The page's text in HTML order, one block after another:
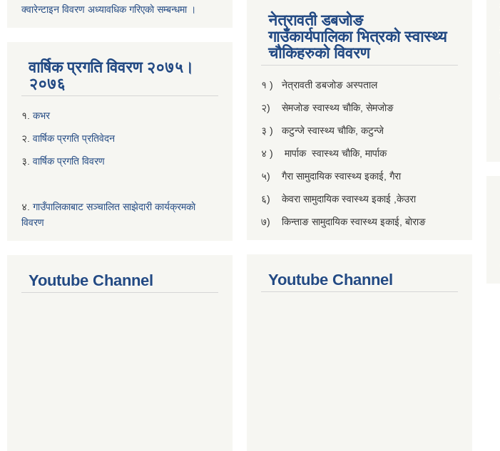
क्वारेन्टाइन विवरण अध्यावधिक गरिएकाे सम्बन्धमा ।
वार्षिक प्रगति विवरण २०७५।
२०७६
१. कभर
२. वार्षिक प्रगति प्रतिवेदन
३. वार्षिक प्रगति विवरण
४. गाउँपालिकाबाट सञ्चालित साझेदारी कार्यक्रमकाे
विवरण
Youtube Channel
नेत्रावती डबजाेङ
गाउँकार्यपालिका भित्रकाे स्वास्थ्य
चाैकिहरुकाे विवरण
१ ) नेत्रावती डबजोङ अस्पताल
२) सेमजाेङ स्वास्थ्य चाैकि, सेमजाेङ
३ ) कटुन्जे स्वास्थ्य चाैकि, कटुन्जे
४ ) मार्पाक स्वास्थ्य चाैकि, मार्पाक
५) गैरा सामुदायिक स्वास्थ्य इकाई, गैरा
६) केवरा सामुदायिक स्वास्थ्य इकाई ,केउरा
७) किन्ताङ सामुदायिक स्वास्थ्य इकाई, बाेराङ
Youtube Channel